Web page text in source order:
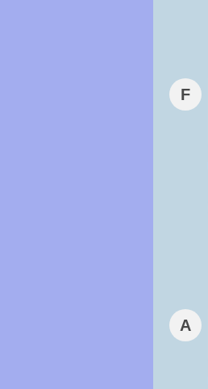
F
A